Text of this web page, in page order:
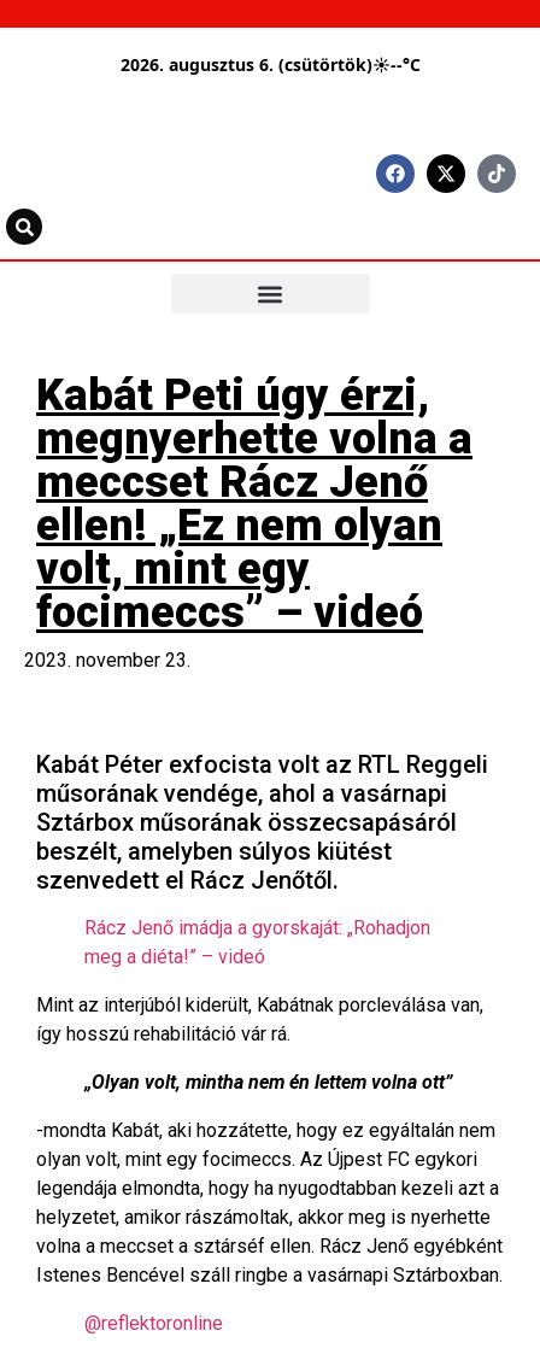
2026. augusztus 6. (csütörtök)☀--°C
Kabát Peti úgy érzi,
megnyerhette volna a
meccset Rácz Jenő
ellen! „Ez nem olyan
volt, mint egy
focimeccs” – videó
2023. november 23.
Kabát Péter exfocista volt az RTL Reggeli
műsorának vendége, ahol a vasárnapi
Sztárbox műsorának összecsapásáról
beszélt, amelyben súlyos kiütést
szenvedett el Rácz Jenőtől.
Rácz Jenő imádja a gyorskaját: „Rohadjon
meg a diéta!” – videó
Mint az interjúból kiderült, Kabátnak porcleválása van,
így hosszú rehabilitáció vár rá.
„Olyan volt, mintha nem én lettem volna ott”
-mondta Kabát, aki hozzátette, hogy ez egyáltalán nem
olyan volt, mint egy focimeccs. Az Újpest FC egykori
legendája elmondta, hogy ha nyugodtabban kezeli azt a
helyzetet, amikor rászámoltak, akkor meg is nyerhette
volna a meccset a sztárséf ellen. Rácz Jenő egyébként
Istenes Bencével száll ringbe a vasárnapi Sztárboxban.
@reflektoronline